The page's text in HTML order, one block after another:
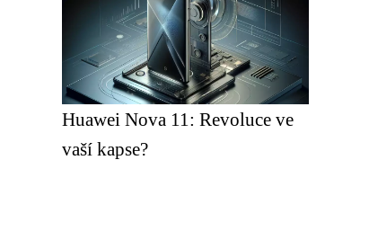
Huawei Nova 11: Revoluce ve
vaší kapse?